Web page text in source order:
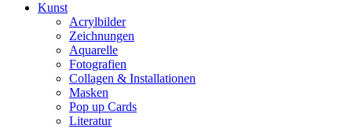
Kunst
Acrylbilder
Zeichnungen
Aquarelle
Fotografien
Collagen & Installationen
Masken
Pop up Cards
Literatur